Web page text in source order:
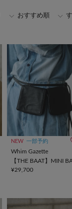
おすすめ順
NEW 一部予約
Whim Gazette
【THE BAAT】MINI
¥29,700